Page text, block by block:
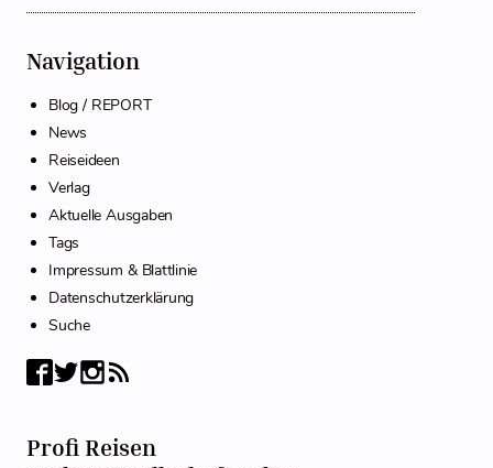
Navigation
Blog / REPORT
News
Reiseideen
Verlag
Aktuelle Ausgaben
Tags
Impressum & Blattlinie
Datenschutzerklärung
Suche
Profi Reisen